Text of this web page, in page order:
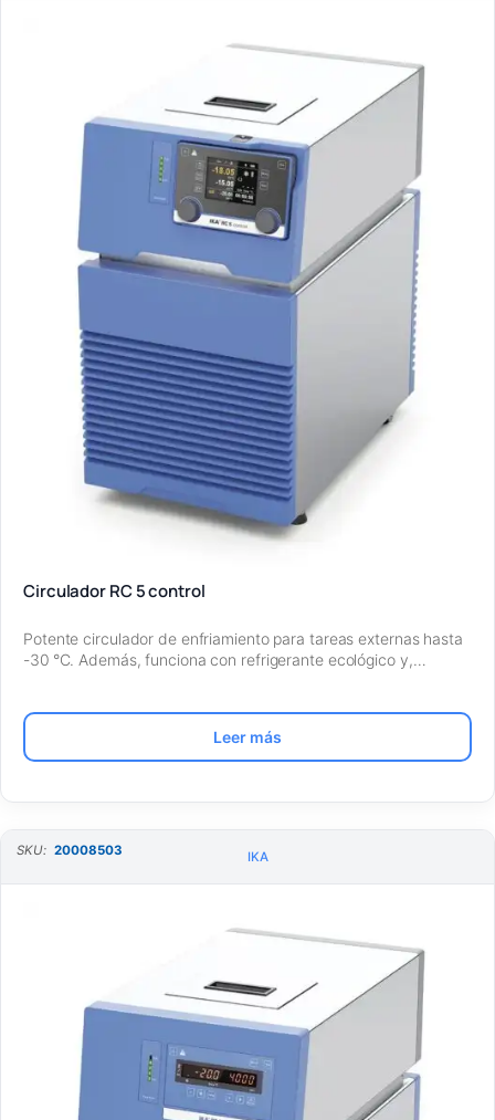
Circulador RC 5 control
Potente circulador de enfriamiento para tareas externas hasta
-30 °C. Además, funciona con refrigerante ecológico y,…
Leer más
SKU: 20008503 IKA